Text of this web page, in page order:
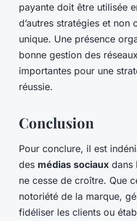
payante doit être utilisée
d’autres stratégies et non
unique. Une présence
bonne gestion des
importantes pour une
réussie.
Conclusion
Pour conclure, il est
des médias sociaux dans
ne cesse de croître. Que
notoriété de la marque,
fidéliser les clients ou